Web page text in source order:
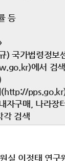
등
) 국가법령정보
에서 검색
(http://
자구매, 나라장
각 검색
실 이정태 연